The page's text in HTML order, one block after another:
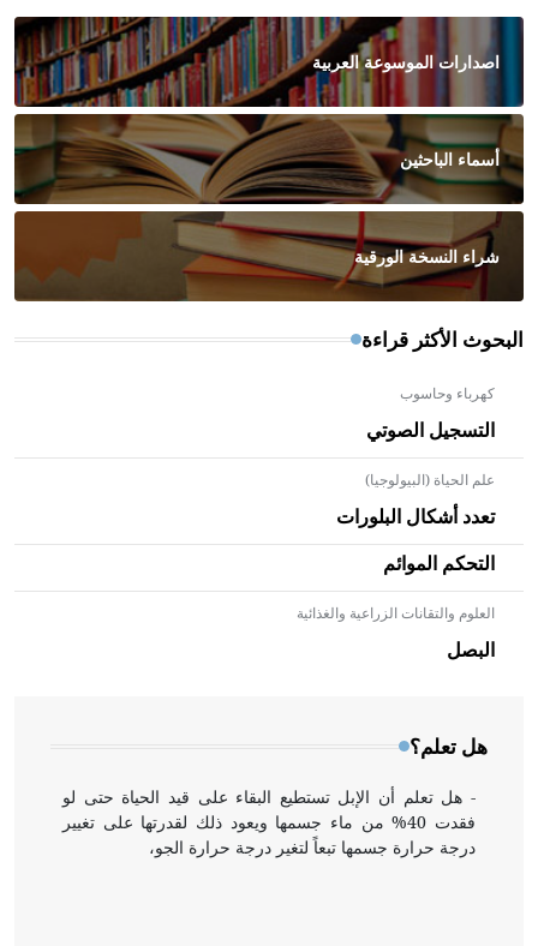
اصدارات الموسوعة العربية
أسماء الباحثين
شراء النسخة الورقية
البحوث الأكثر قراءة
كهرباء وحاسوب
التسجيل الصوتي
علم الحياة (البيولوجيا)
تعدد أشكال البلورات
التحكم الموائم
العلوم والتقانات الزراعية والغذائية
البصل
هل تعلم؟
- هل تعلم أن الأبلق نوع من الفنون الهندسية التي ارتبطت
بالعمارة الإسلامية في بلاد الشام ومصر خاصة، حيث يحرص
المعمار على بناء مداميكه وخاصة في الواجهات
- هل تعلم أن الإبل تستطيع البقاء على قيد الحياة حتى لو
فقدت 40% من ماء جسمها ويعود ذلك لقدرتها على تغيير
درجة حرارة جسمها تبعاً لتغير درجة حرارة الجو،